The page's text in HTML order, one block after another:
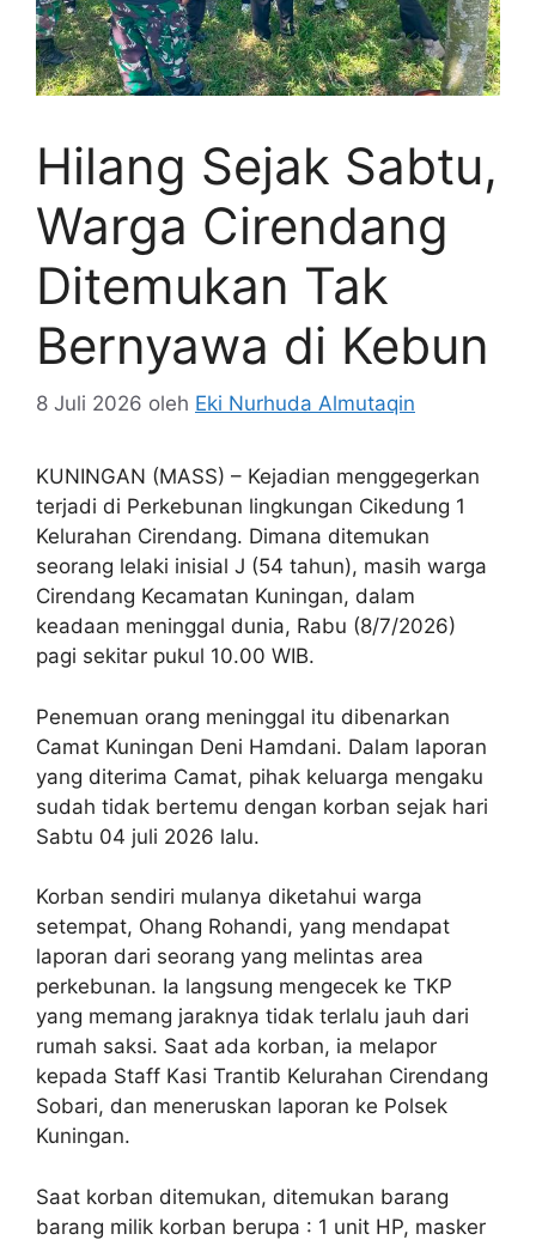
Hilang Sejak Sabtu,
Warga Cirendang
Ditemukan Tak
Bernyawa di Kebun
8 Juli 2026 oleh Eki Nurhuda Almutaqin
KUNINGAN (MASS) – Kejadian menggegerkan
terjadi di Perkebunan lingkungan Cikedung 1
Kelurahan Cirendang. Dimana ditemukan
seorang lelaki inisial J (54 tahun), masih warga
Cirendang Kecamatan Kuningan, dalam
keadaan meninggal dunia, Rabu (8/7/2026)
pagi sekitar pukul 10.00 WIB.
Penemuan orang meninggal itu dibenarkan
Camat Kuningan Deni Hamdani. Dalam laporan
yang diterima Camat, pihak keluarga mengaku
sudah tidak bertemu dengan korban sejak hari
Sabtu 04 juli 2026 lalu.
Korban sendiri mulanya diketahui warga
setempat, Ohang Rohandi, yang mendapat
laporan dari seorang yang melintas area
perkebunan. Ia langsung mengecek ke TKP
yang memang jaraknya tidak terlalu jauh dari
rumah saksi. Saat ada korban, ia melapor
kepada Staff Kasi Trantib Kelurahan Cirendang
Sobari, dan meneruskan laporan ke Polsek
Kuningan.
Saat korban ditemukan, ditemukan barang
barang milik korban berupa : 1 unit HP, masker